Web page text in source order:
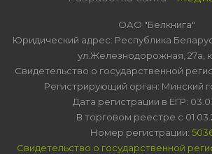
ОАО "Белкнига"
Юридический адрес: Республика
ул.Железнодорожная, 27а,
Свидетельство о государственной
Регистрирующий орган: Минский
Дата регистрации в ЕГР:
В торговом реестре с
Номер регистрации:
Свидетельство о государственной